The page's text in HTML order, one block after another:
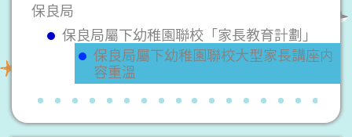
保良局
保良局屬下幼稚園聯校「家長教育計劃」
保良局屬下幼稚園聯校大型家長講座内
容重溫